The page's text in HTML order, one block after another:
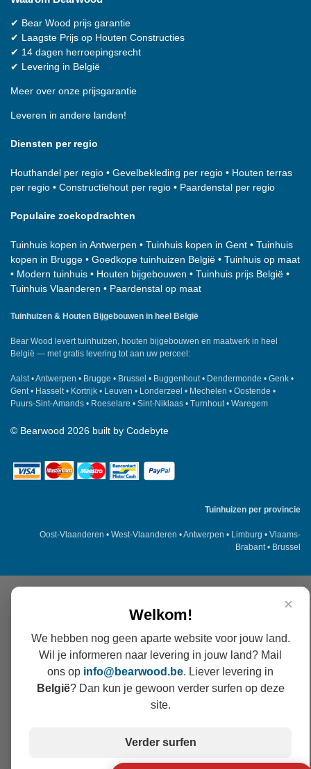
✔ Bear Wood prijs garantie
✔ Laagste Prijs op Houten Constructies
✔ 14 dagen herroepingsrecht
✔ Levering in België
Meer over onze prijsgarantie
Leveren in andere landen!
Diensten per regio
Houthandel per regio • Gevelbekleding per regio • Houten terras
per regio • Constructiehout per regio • Paardenstal per regio
Populaire zoekopdrachten
Tuinhuis kopen in Antwerpen • Tuinhuis kopen in Gent • Tuinhuis
kopen in Brugge • Goedkope tuinhuizen België • Tuinhuis op maat
• Modern tuinhuis • Houten bijgebouwen • Tuinhuis prijs België •
Tuinhuis Vlaanderen • Paardenstal op maat
Tuinhuizen & Houten Bijgebouwen in heel België
Bear Wood levert tuinhuizen, houten bijgebouwen en maatwerk in heel
België — met gratis levering tot aan uw perceel:
Aalst •Antwerpen • Brugge • Brussel • Buggenhout • Dendermonde • Genk •
Gent • Hasselt • Kortrijk • Leuven • Londerzeel • Mechelen • Oostende •
Puurs-Sint-Amands • Roeselare • Sint-Niklaas • Turnhout • Waregem
© Bearwood 2026 built by Codebyte
Tuinhuizen per provincie
Oost-Vlaanderen • West-Vlaanderen •Antwerpen • Limburg • Vlaams-
Brabant• Brussel
×
Welkom!
We hebben nog geen aparte website voor jouw land.
Wil je informeren naar levering in jouw land? Mail
ons op info@ bearwood .be. Liever levering in
België? Dan kun je gewoon verder surfen op deze
site.
Verder surfen